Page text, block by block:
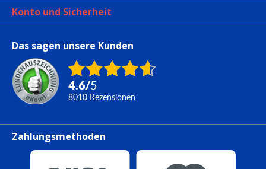
Konto und Sicherheit
Das sagen unsere Kunden
4.6/5
8010 Rezensionen
Zahlungsmethoden